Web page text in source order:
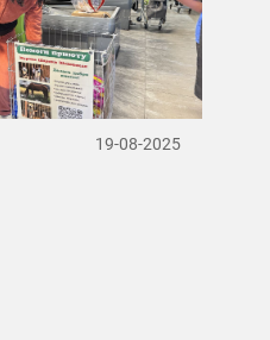
19-08-2025